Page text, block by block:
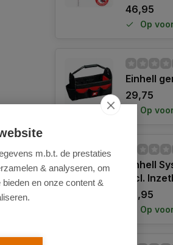
46,95
Op
Einhell
29,75
Op
Einhell
Incl.
53,95
Op
m.b.t. de prestaties
& analyseren, om
en onze content &